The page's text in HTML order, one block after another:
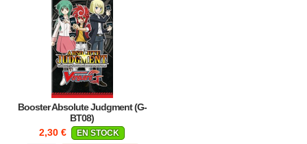
Booster Absolute Judgment (G-
BT08)
2,30 €
EN STOCK